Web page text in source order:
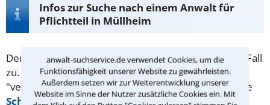
anwalt-suchservice.de verwendet Cookies, um die
Funktionsfähigkeit unserer Website zu gewährleisten.
Außerdem setzen wir zur Weiterentwicklung unserer
Website im Sinne der Nutzer zusätzliche Cookies ein. Mit
Infos zur Suche nach einem Anwalt für
Pflichtteil in Müllheim
Der Pflichtteilsteht rechtmäßigen Erben in jedem Fall
zu. Vererber möchten diesen manchmal dennoch
"verschmälern". Das kann etwa durch eine vorzeitige
Schenkungerreicht werden. Ansonsten können